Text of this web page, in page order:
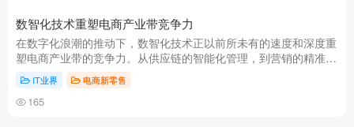
数智化技术重塑电商产业带竞争力
在数字化浪潮的推动下，数智化技术正以前所未有的速度和深度重
塑电商产业带的竞争力。从供应链的智能化管理，到营销的精准化
投放，再到服务的个性化体验，数智化技术正在为电商产业带带来
革命性...
IT业界 电商新零售
165